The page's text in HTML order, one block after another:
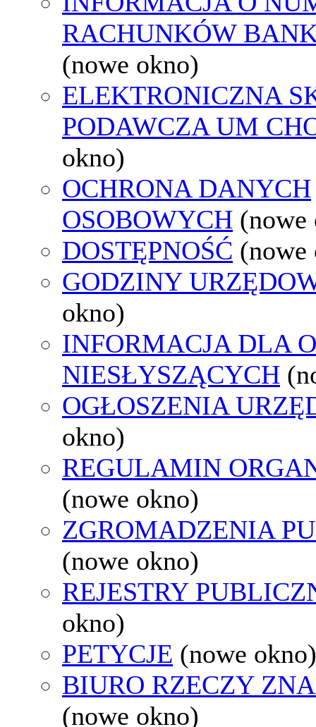
RACHUNKÓW
(nowe okno)
ELEKTRONICZNA
PODAWCZA UM
okno)
OCHRONA DANYCH
OSOBOWYCH (nowe
DOSTĘPNOŚĆ (nowe
GODZINY
okno)
INFORMACJA DLA
NIESŁYSZĄCYCH
OGŁOSZENIA
okno)
REGULAMIN
(nowe okno)
ZGROMADZENIA
(nowe okno)
REJESTRY
okno)
PETYCJE (nowe okno)
BIURO RZECZY
(nowe okno)